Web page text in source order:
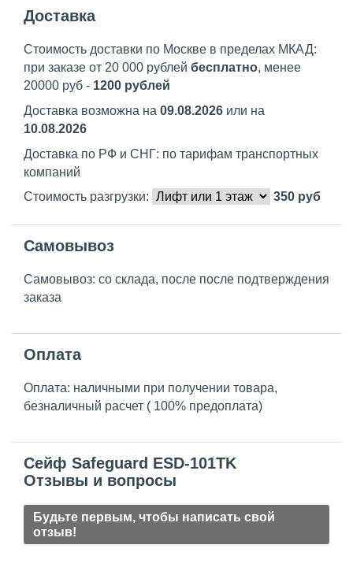
Доставка
Стоимость доставки по Москве в пределах МКАД:
при заказе от 20 000 рублей бесплатно, менее
20000 руб - 1200 рублей
Доставка возможна на 09.08.2026 или на
10.08.2026
Доставка по РФ и СНГ: по тарифам транспортных
компаний
Стоимость разгрузки:
350 руб
Самовывоз
Самовывоз: со склада, после после подтверждения
заказа
Оплата
Оплата: наличными при получении товара,
безналичный расчет ( 100% предоплата)
Сейф Safeguard ESD-101TK
Отзывы и вопросы
Будьте первым, чтобы написать свой
отзыв!